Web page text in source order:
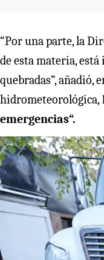
“Por una parte, la
de esta materia,
quebradas”, añadió,
hidrometeorológica,
emergencias“.